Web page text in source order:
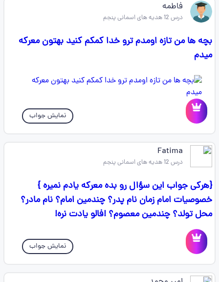
فاطمه
درس 12 هدیه های اسمانی پنجم
بچه ها من تازه اومدم ترو خدا کمکم کنید بهتون معرکه
میدم
نمایش جواب
Fatima
درس 12 هدیه های اسمانی پنجم
{هرکی جواب این سؤال رو بده معرکه یادم نمیره }
خصوصیات امام زمان نام پدر؟ چندمین امام؟ نام مادر؟
محل تولد؟ چندمین معصوم؟ !فالو یادت نره!
نمایش جواب